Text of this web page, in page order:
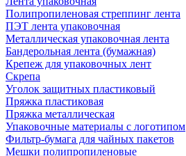
Полипропиленовая стреппинг лента
ПЭТ лента упаковочная
Металлическая упаковочная лента
Бандерольная лента (бумажная)
Крепеж для упаковочных лент
Скрепа
Уголок защитных пластиковый
Пряжка пластиковая
Пряжка металлическая
Упаковочные материалы с логотипом
Фильтр-бумага для чайных пакетов
Мешки полипропиленовые